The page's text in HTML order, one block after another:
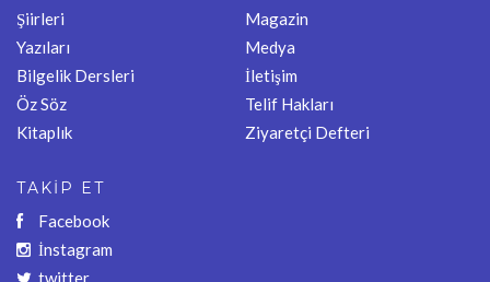
Şiirleri
Yazıları
Bilgelik Dersleri
Öz Söz
Kitaplık
Magazin
Medya
İletişim
Telif Hakları
Ziyaretçi Defteri
TAKİP ET
Facebook
İnstagram
twitter